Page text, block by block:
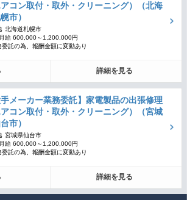
アコン取付・取外・クリーニング）（北海
市）
北海道札幌市
月給 600,000～1,200,000円
託の為、報酬金額に変動あり
詳細を見る
手メーカー業務委託】家電製品の出張修理
アコン取付・取外・クリーニング）（宮城
市）
宮城県仙台市
月給 600,000～1,200,000円
託の為、報酬金額に変動あり
詳細を見る